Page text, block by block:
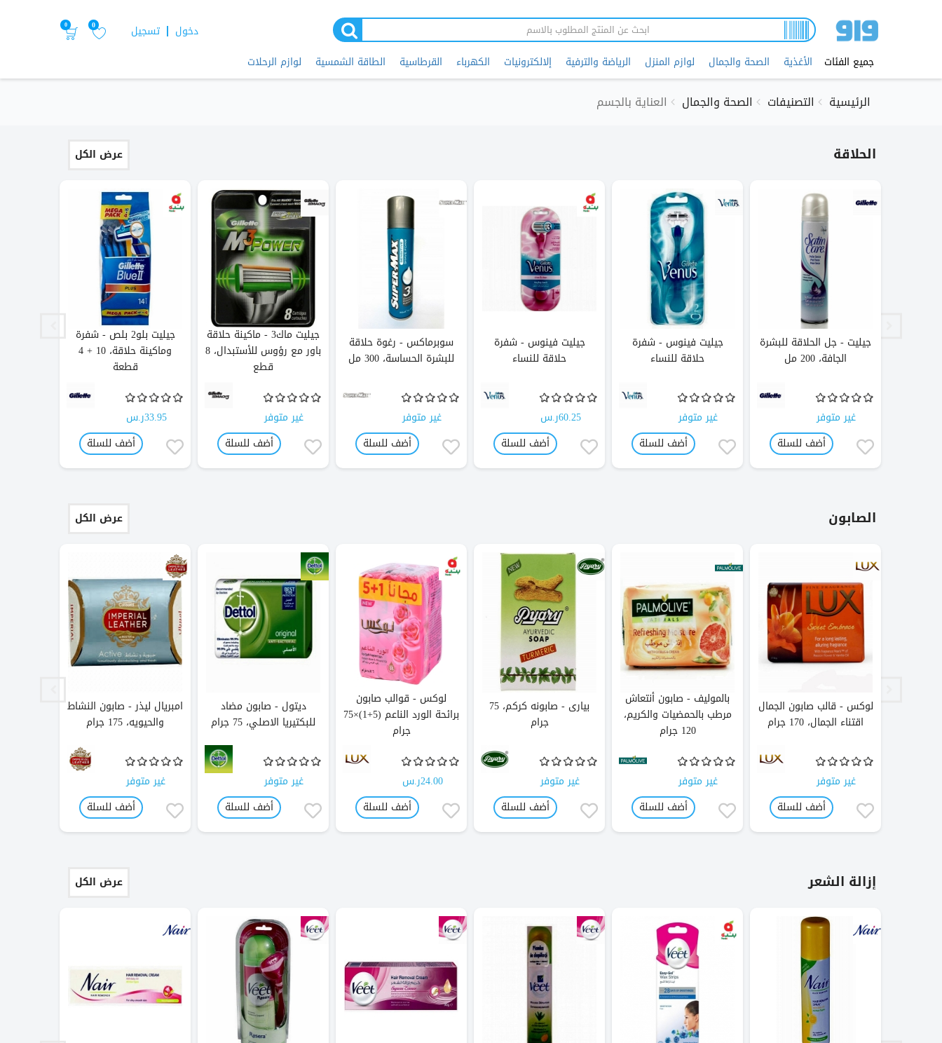
تسجيل دخول 0
0
جميع الفئات الأغذية الصحة والجمال لوازم المنزل الرياضة والترفية إلالكترونيات الكهرباء القرطاسية الطاقة الشمسية لوازم الرحلات
الرئيسية التصنيفات الصحة والجمال العناية بالجسم
الحلاقة
جيليت - جل الحلاقة للبشرة
الجافة، 200 مل
غير متوفر
أضف للسلة
جيليت فينوس - شفرة
حلاقة للنساء
غير متوفر
أضف للسلة
جيليت فينوس - شفرة
حلاقة للنساء
60.25ر.س
أضف للسلة
سوبرماكس - رغوة حلاقة
للبشرة الحساسة، 300 مل
غير متوفر
أضف للسلة
جيليت ماك3 - ماكينة حلاقة
باور مع رؤوس للأستبدال، 8
قطع
غير متوفر
أضف للسلة
جيليت بلو2 بلص - شفرة
وماكينة حلاقة، 10 + 4
قطعة
33.95ر.س
أضف للسلة
عرض الكل
الصابون
لوكس - قالب صابون الجمال
اقتناء الجمال، 170 جرام
غير متوفر
أضف للسلة
بالموليف - صابون أنتعاش
مرطب بالحمضيات والكريم،
120 جرام
غير متوفر
أضف للسلة
بيارى - صابونه كركم، 75
جرام
غير متوفر
أضف للسلة
لوكس - قوالب صابون
برائحة الورد الناعم (5+1)×75
جرام
24.00ر.س
أضف للسلة
ديتول - صابون مضاد
للبكتيريا الاصلي، 75 جرام
غير متوفر
أضف للسلة
امبريال ليذر - صابون النشاط
والحيويه، 175 جرام
غير متوفر
أضف للسلة
عرض الكل
إزالة الشعر عرض الكل